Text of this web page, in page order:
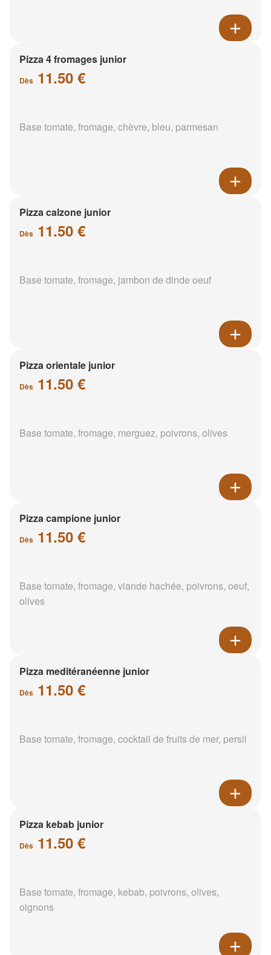
Pizza 4 fromages junior
Dès 11.50 €
Base tomate, fromage, chèvre, bleu, parmesan
Pizza calzone junior
Dès 11.50 €
Base tomate, fromage, jambon de dinde oeuf
Pizza orientale junior
Dès 11.50 €
Base tomate, fromage, merguez, poivrons, olives
Pizza campione junior
Dès 11.50 €
Base tomate, fromage, viande hachée, poivrons, oeuf,
olives
Pizza meditéranéenne junior
Dès 11.50 €
Base tomate, fromage, cocktail de fruits de mer, persil
Pizza kebab junior
Dès 11.50 €
Base tomate, fromage, kebab, poivrons, olives,
oignons